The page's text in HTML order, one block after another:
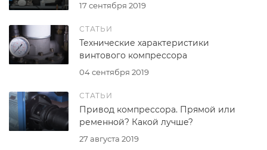
17 сентября 2019
СТАТЬИ
04 сентября 2019
Технические характеристики
винтового компрессора
СТАТЬИ
27 августа 2019
Привод компрессора. Прямой или
ременной? Какой лучше?